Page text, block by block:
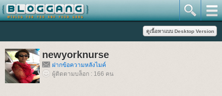
newyorknurse
ฝากข้อความหลังไมค์
ผู้ติดตามบล็อก : 166 คน